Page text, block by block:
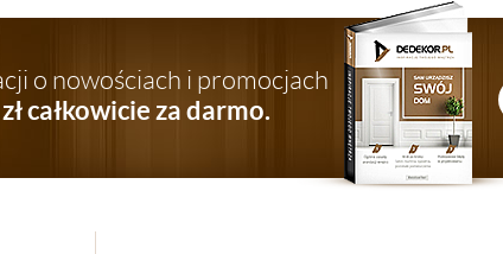
o nowościach i promocjach
całkowicie za darmo.